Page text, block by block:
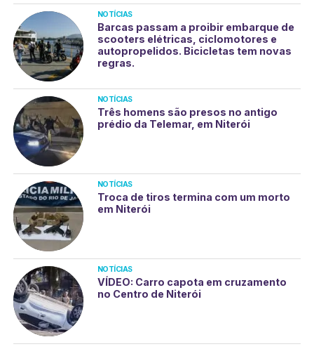
NOTÍCIAS
Barcas passam a proibir embarque de
scooters elétricas, ciclomotores e
autopropelidos. Bicicletas tem novas
regras.
NOTÍCIAS
Três homens são presos no antigo
prédio da Telemar, em Niterói
NOTÍCIAS
Troca de tiros termina com um morto
em Niterói
NOTÍCIAS
VÍDEO: Carro capota em cruzamento
no Centro de Niterói